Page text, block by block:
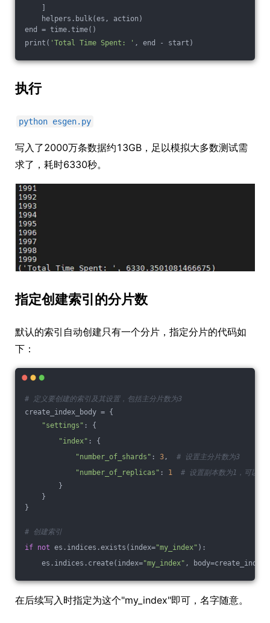
helpers.bulk(es, action)
end = time.time()
print( 'Total Time Spent: ' , end - start)
执行
python esgen.py
写入了2000万条数据约13GB，足以模拟大多数测试需
求了，耗时6330秒。
指定创建索引的分片数
默认的索引自动创建只有一个分片，指定分片的代码如
下：
# 定义要创建的索引及其设置，包括主分片数为3
create_index_body = {
"settings" : {
"index" : {
"number_of_shards" : 3 , # 设置主分片数为3
"number_of_replicas" : 1
# 设置副本数为1，可以
}
}
}
# 创建索引
if not es.indices.exists(index="my_index" ):
es.indices.create(index="my_index" ,
在后续写入时指定为这个"my_index"即可，名字随意。